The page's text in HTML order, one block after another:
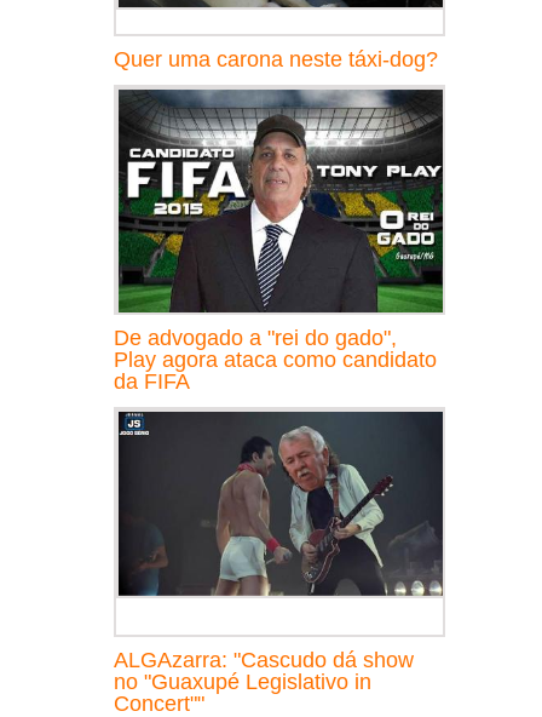
Quer uma carona neste táxi-dog?
De advogado a "rei do gado",
Play agora ataca como candidato
da FIFA
ALGAzarra: "Cascudo dá show
no "Guaxupé Legislativo in
Concert""